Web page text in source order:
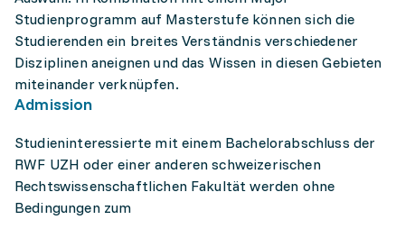
Studienprogramm auf Masterstufe können sich die
Studierenden ein breites Verständnis verschiedener
Disziplinen aneignen und das Wissen in diesen Gebieten
miteinander verknüpfen.
Admission
Studieninteressierte mit einem Bachelorabschluss der
RWF UZH oder einer anderen schweizerischen
Rechtswissenschaftlichen Fakultät werden ohne
Bedingungen zum